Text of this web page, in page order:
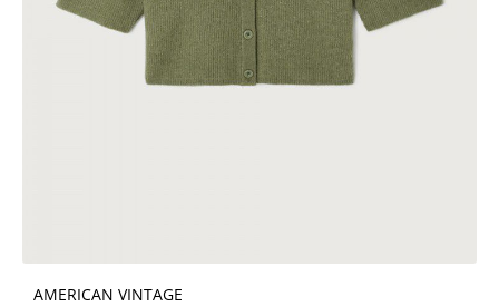
AMERICAN VINTAGE